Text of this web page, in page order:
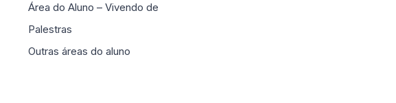
Área do Aluno – Vivendo de
Palestras
Outras áreas do aluno